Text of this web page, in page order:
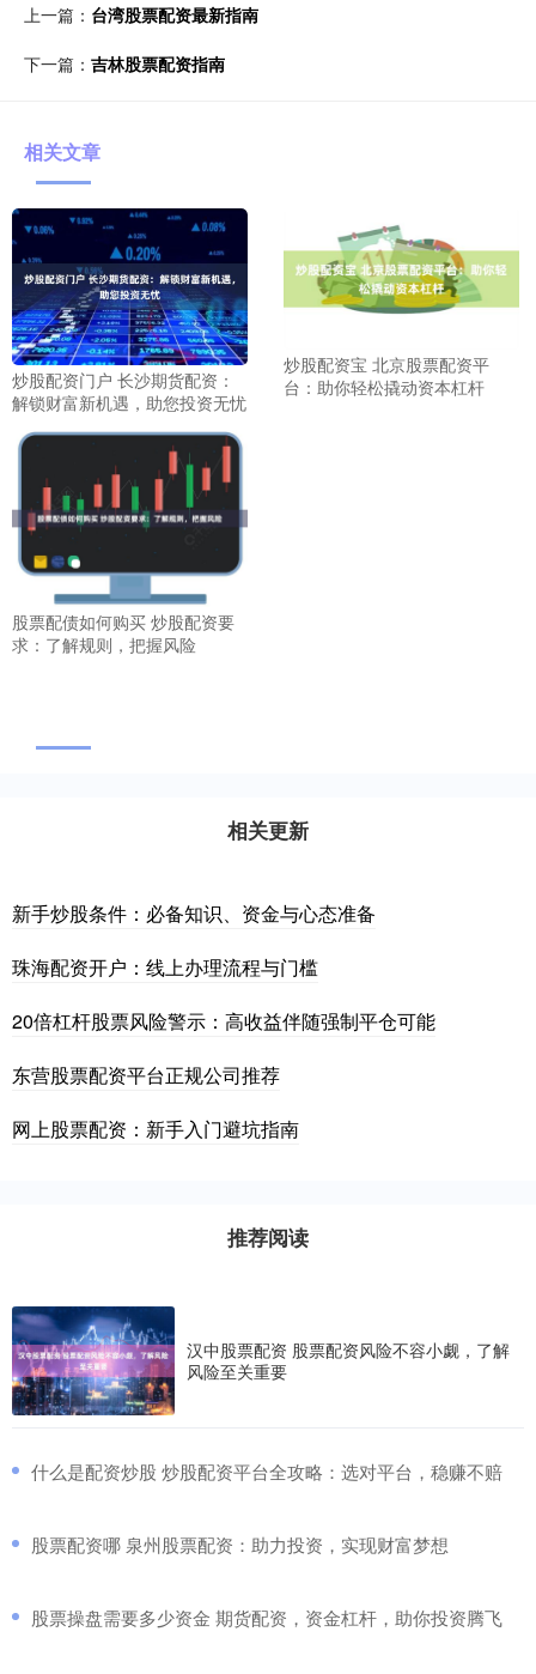
上一篇： 台湾股票配资最新指南
下一篇： 吉林股票配资指南
相关文章
炒股配资门户 长沙期货配资：
解锁财富新机遇，助您投资无忧
炒股配资宝 北京股票配资平
台：助你轻松撬动资本杠杆
股票配债如何购买 炒股配资要
求：了解规则，把握风险
相关更新
新手炒股条件：必备知识、资金与心态准备
珠海配资开户：线上办理流程与门槛
20倍杠杆股票风险警示：高收益伴随强制平仓可能
东营股票配资平台正规公司推荐
网上股票配资：新手入门避坑指南
推荐阅读
汉中股票配资 股票配资风险不容小觑，了解
风险至关重要
​什么是配资炒股 炒股配资平台全攻略：选对平台，稳赚不赔
​股票配资哪 泉州股票配资：助力投资，实现财富梦想
​股票操盘需要多少资金 期货配资，资金杠杆，助你投资腾飞